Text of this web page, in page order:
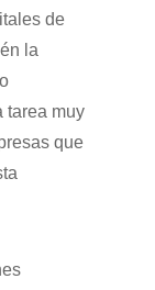
de
la
tarea muy
que